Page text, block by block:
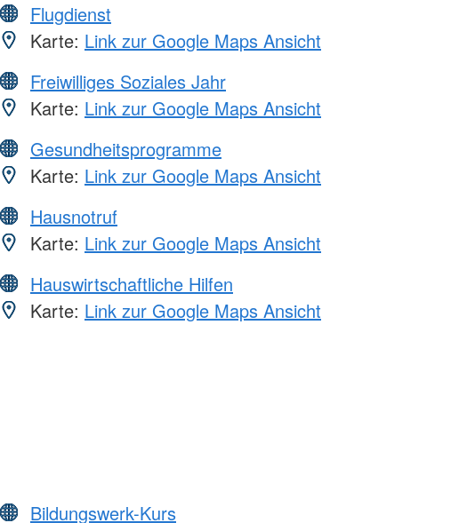
Flugdienst
Karte: Link zur Google Maps Ansicht
Freiwilliges Soziales Jahr
Karte: Link zur Google Maps Ansicht
Gesundheitsprogramme
Karte: Link zur Google Maps Ansicht
Hausnotruf
Karte: Link zur Google Maps Ansicht
Hauswirtschaftliche Hilfen
Karte: Link zur Google Maps Ansicht
Bildungswerk-Kurs